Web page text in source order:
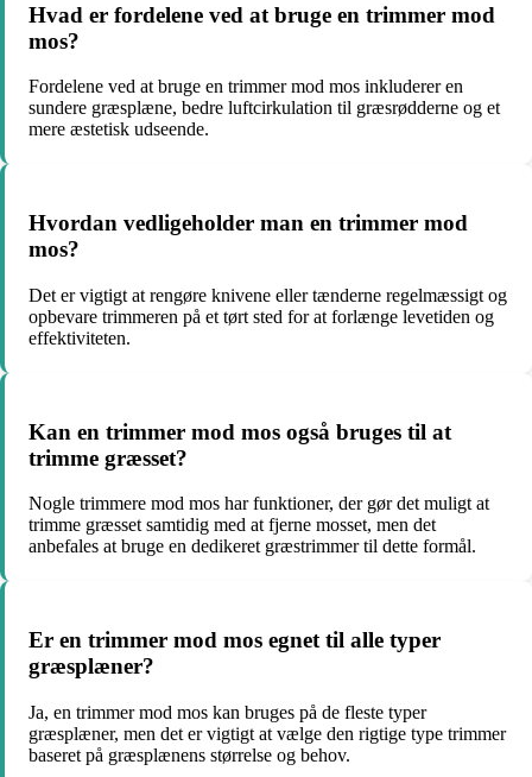
Hvad er fordelene ved at bruge en trimmer mod
mos?
Fordelene ved at bruge en trimmer mod mos inkluderer en
sundere græsplæne, bedre luftcirkulation til græsrødderne og et
mere æstetisk udseende.
Hvordan vedligeholder man en trimmer mod
mos?
Det er vigtigt at rengøre knivene eller tænderne regelmæssigt og
opbevare trimmeren på et tørt sted for at forlænge levetiden og
effektiviteten.
Kan en trimmer mod mos også bruges til at
trimme græsset?
Nogle trimmere mod mos har funktioner, der gør det muligt at
trimme græsset samtidig med at fjerne mosset, men det
anbefales at bruge en dedikeret græstrimmer til dette formål.
Er en trimmer mod mos egnet til alle typer
græsplæner?
Ja, en trimmer mod mos kan bruges på de fleste typer
græsplæner, men det er vigtigt at vælge den rigtige type trimmer
baseret på græsplænens størrelse og behov.